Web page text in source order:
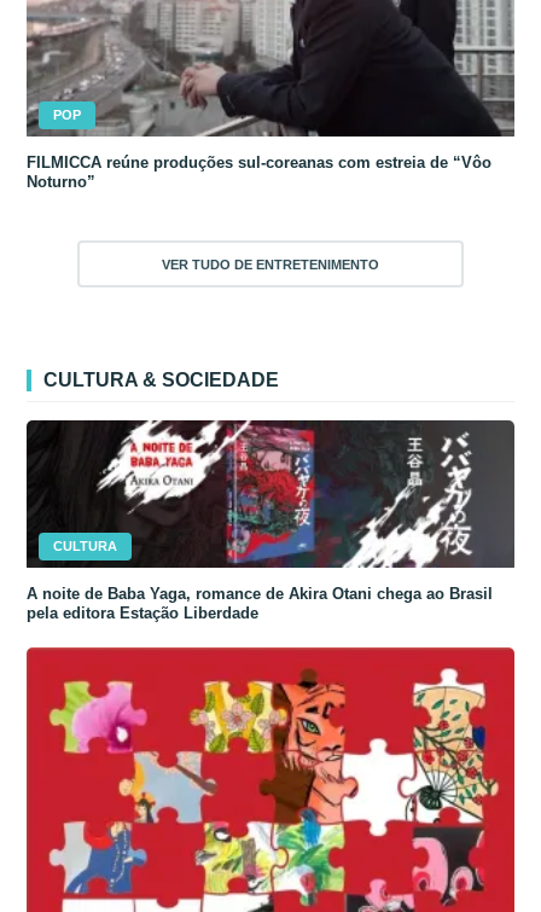
POP
FILMICCA reúne produções sul-coreanas com estreia de “Vôo
Noturno”
VER TUDO DE ENTRETENIMENTO
CULTURA & SOCIEDADE
CULTURA
A noite de Baba Yaga, romance de Akira Otani chega ao Brasil
pela editora Estação Liberdade